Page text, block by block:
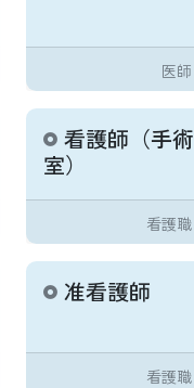
医師
看護師（手術
室）
看護職
准看護師
看護職